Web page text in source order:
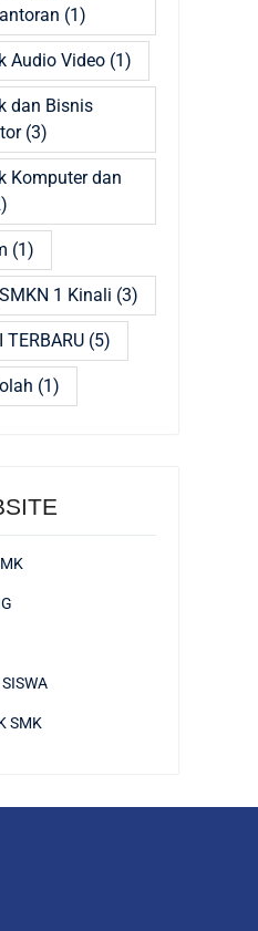
(1)
Audio Video(1)
dan Bisnis
(3)
Komputer dan
(1)
1 Kinali (3)
TERBARU(5)
(1)
SMK